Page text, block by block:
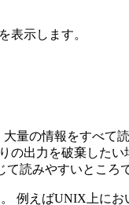
表示します。
量の情報をすべ
の出力を破棄したい
読みやすいところ
例えばUNIX上にお